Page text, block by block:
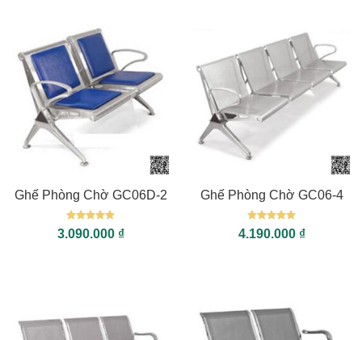
Ghế Phòng Chờ GC06D-2
Được xếp
hạng55
3.090.000 ₫
Ghế Phòng Chờ GC06-4
Được xếp
hạng55
4.190.000 ₫